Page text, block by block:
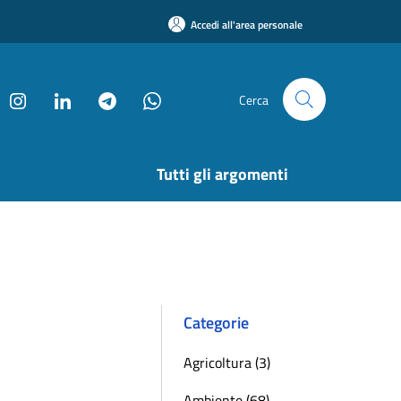
Accedi all'area personale
Cerca
Tutti gli argomenti
Categorie
Agricoltura (3)